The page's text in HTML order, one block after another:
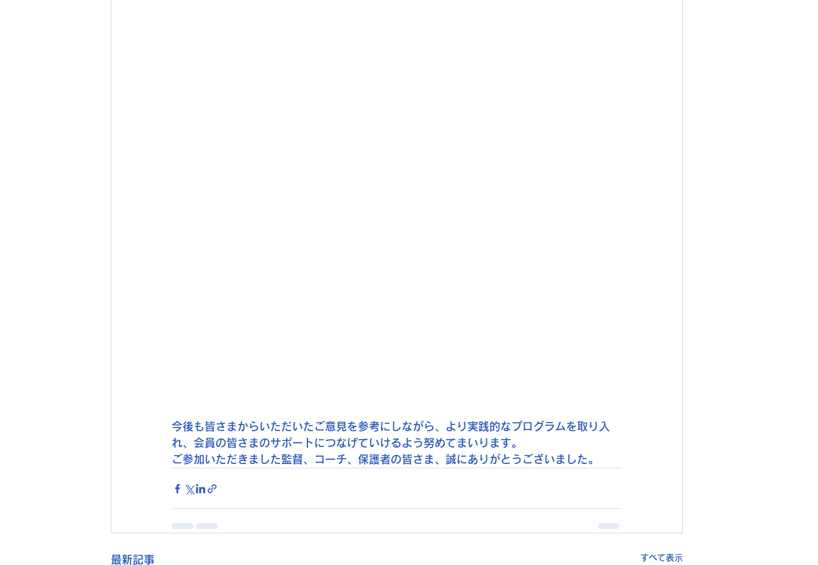
今後も皆さまからいただいたご意見を参考にしながら、より実践的なプログラムを取り入
れ、会員の皆さまのサポートにつなげていけるよう努めてまいります。
ご参加いただきました監督、コーチ、保護者の皆さま、誠にありがとうございました。
最新記事 すべて表示